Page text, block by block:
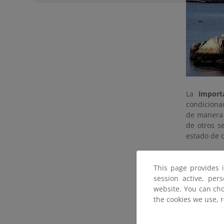
La
de
de otros
estado de
La
las
España,
unido
This page provides
session active,
website. You can
the cookies we use,